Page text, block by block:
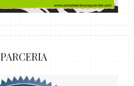
PARCERIA